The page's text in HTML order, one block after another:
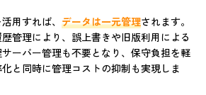
用すれば、 データは一元管理されます。
管理により、誤上書きや旧版利用による
ーバー管理も不要となり、保守負担を軽
と同時に管理コストの抑制も実現しま